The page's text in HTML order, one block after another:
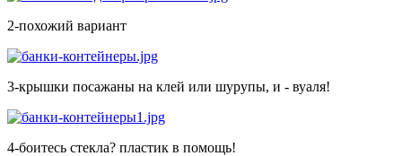
2-похожий вариант
3-крышки посажаны на клей или шурупы, и - вуаля!
4-боитесь стекла? пластик в помощь!